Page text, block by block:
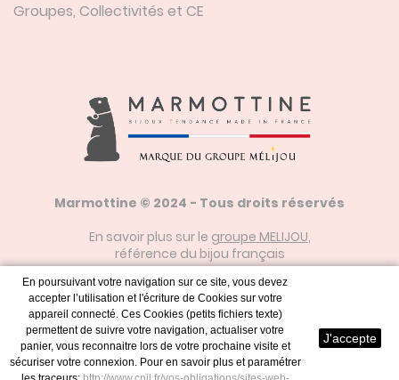
Groupes, Collectivités et CE
Marmottine © 2024 - Tous droits réservés
En savoir plus sur le groupe MELIJOU,
référence du bijou français
Mentions Légales
Plan du Site
En poursuivant votre navigation sur ce site, vous devez
accepter l’utilisation et l'écriture de Cookies sur votre
appareil connecté. Ces Cookies (petits fichiers texte)
permettent de suivre votre navigation, actualiser votre
panier, vous reconnaitre lors de votre prochaine visite et
sécuriser votre connexion. Pour en savoir plus et paramétrer
J'accepte